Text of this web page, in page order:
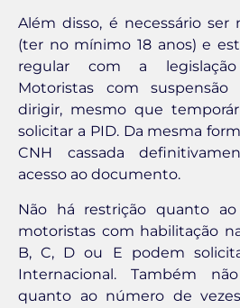
Além disso, é necessário ser
(ter no mínimo 18 anos) e
regular com a
Motoristas com
dirigir, mesmo que
solicitar a PID. Da mesma
CNH cassada
acesso ao documento.
Não há restrição quanto
motoristas com habilitação
B, C, D ou E podem
Internacional. Também
quanto ao número de